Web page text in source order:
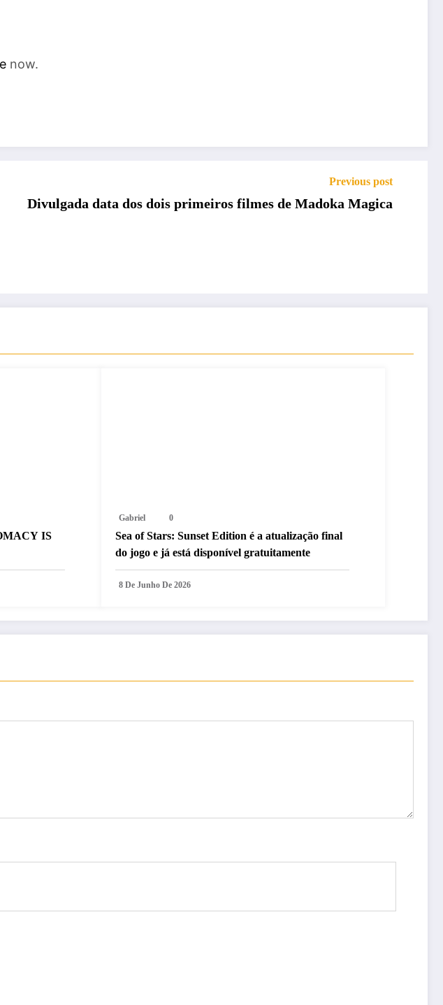
now.
Previous post
Divulgada data dos dois primeiros filmes de Madoka Magica
IS
Gabriel 0
Sea of Stars: Sunset Edition é a atualização final
do jogo e já está disponível gratuitamente
8 De Junho De 2026